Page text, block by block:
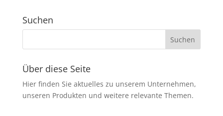
Suchen
Über diese Seite
Hier finden Sie aktuelles zu unserem Unternehmen,
unseren Produkten und weitere relevante Themen.